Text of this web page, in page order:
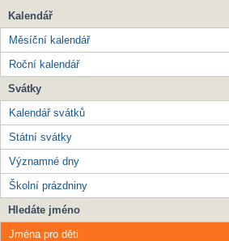
Kalendář
Měsíční kalendář
Roční kalendář
Svátky
Kalendář svátků
Státní svátky
Významné dny
Školní prázdniny
Hledáte jméno
Jména pro děti